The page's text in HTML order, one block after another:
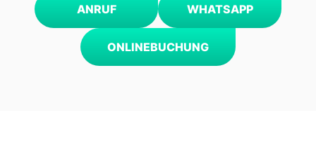
ANRUF WHATSAPP
ONLINEBUCHUNG